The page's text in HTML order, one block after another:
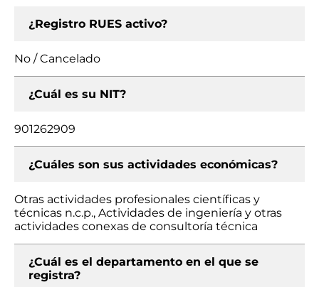
¿Registro RUES activo?
No / Cancelado
¿Cuál es su NIT?
901262909
¿Cuáles son sus actividades económicas?
Otras actividades profesionales científicas y
técnicas n.c.p., Actividades de ingeniería y otras
actividades conexas de consultoría técnica
¿Cuál es el departamento en el que se
registra?